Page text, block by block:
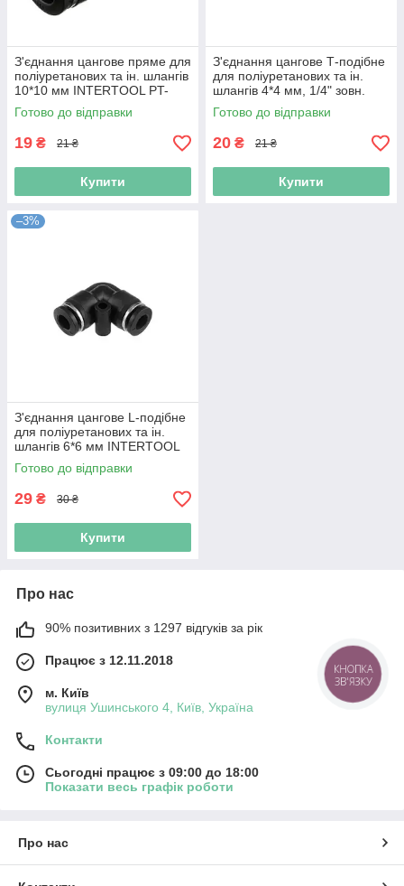
З'єднання цангове пряме для
поліуретанових та ін. шлангів
10*10 мм INTERTOOL PT-
2393 ptor
Готово до відправки
19 ₴ 21 ₴
Купити
З'єднання цангове Т-подібне
для поліуретанових та ін.
шлангів 4*4 мм, 1/4" зовн.
різьба INTERTOOL PT-2350
ptor
Готово до відправки
20 ₴ 21 ₴
Купити
–3%
З'єднання цангове L-подібне
для поліуретанових та ін.
шлангів 6*6 мм INTERTOOL
PT-2321 ptor
Готово до відправки
29 ₴ 30 ₴
Купити
Про нас
90% позитивних з 1297 відгуків за рік
Працює з 12.11.2018
м. Київ
вулиця Ушинського 4, Київ, Україна
Контакти
Сьогодні працює з 09:00 до 18:00
Показати весь графік роботи
Про нас
КНОПКА
ЗВ'ЯЗКУ